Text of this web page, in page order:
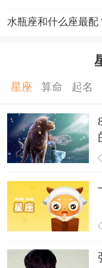
水瓶座和什么座最配
星座 算命 起名